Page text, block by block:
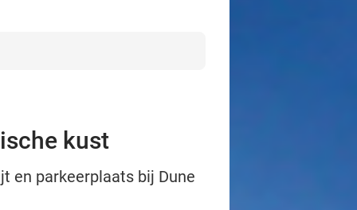
kust
en parkeerplaats bij Dune